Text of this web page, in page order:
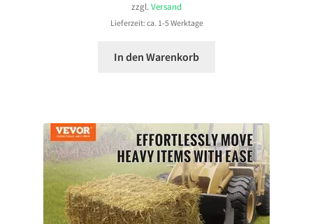
zzgl.Versand
Lieferzeit: ca. 1-5 Werktage
In den Warenkorb